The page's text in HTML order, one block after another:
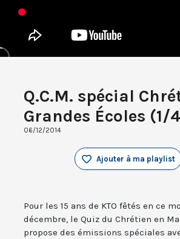
Q.C.M. spécial
Grandes Écoles (1/
06/12/2014
Ajouter à ma playlist
Pour les 15 ans de KTO fêtés en ce
décembre, le Quiz du Chrétien en
propose des émissions spéciales